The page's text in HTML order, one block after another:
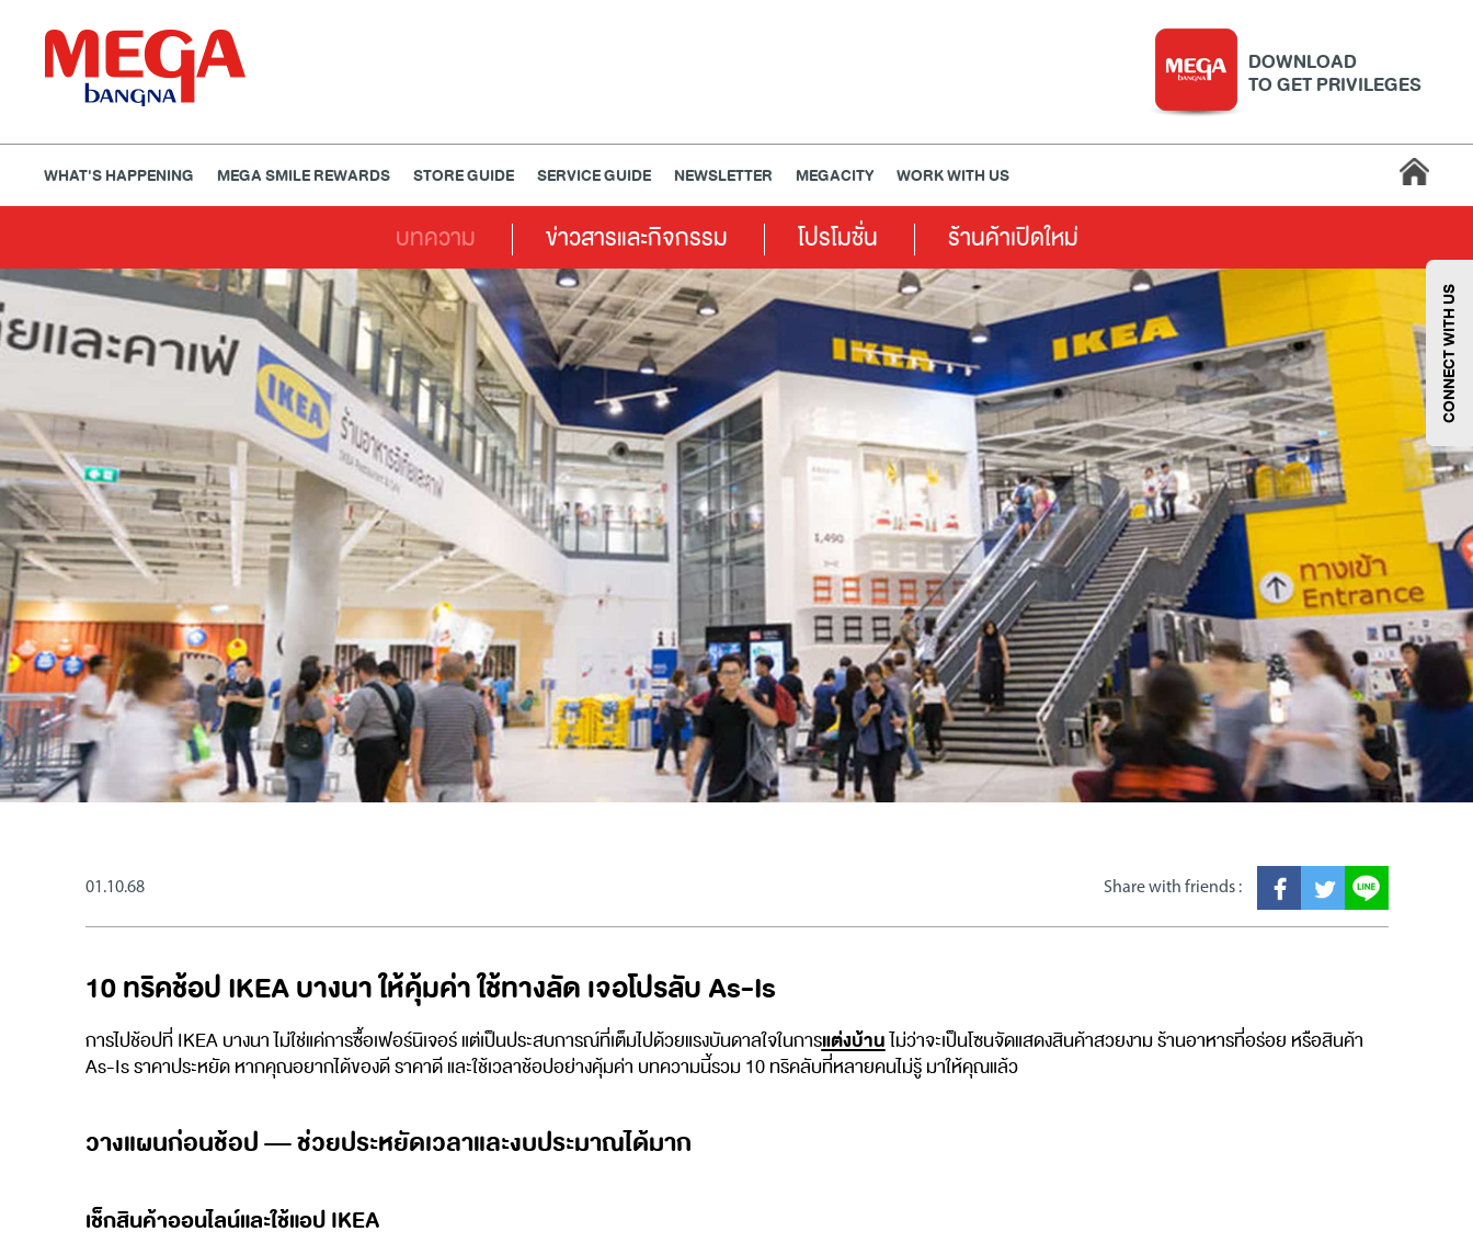
DOWNLOAD
TO GET PRIVILEGES
WHAT'S HAPPENING MEGA SMILE REWARDS STORE GUIDE SERVICE GUIDE NEWSLETTER MEGACITY WORK WITH US
ธนาคาร ร้านอาหาร เอ็นเตอร์เทนเม้นท์ แฟชั่น เครื่องประดับ การตกแต่งบ้าน แม่และเด็ก ไลฟ์สไตล์ บริการ เมกา สมาร์ท คิดส์ กีฬา
ซูเปอร์มาร์เก็ต
แกดเจ็ตและเทคโนโลยี
สุขภาพและความงาม
แฟชั่น@Megabangna
CONNECT WITH US
บทความ ข่าวสารและกิจกรรม โปรโมชั่น ร้านค้าเปิดใหม่
01.10.68 Share with friends :
10 ทริคช้อป IKEA บางนา ให้คุ้มค่า ใช้ทางลัด เจอโปรลับ As-Is
การไปช้อปที่ IKEA บางนา ไม่ใช่แค่การซื้อเฟอร์นิเจอร์ แต่เป็นประสบการณ์ที่เต็มไปด้วยแรงบันดาลใจในการแต่งบ้านไม่ว่าจะเป็นโซนจัดแสดงสินค้าสวยงาม ร้านอาหารที่อร่อย หรือสินค้า
As-Is ราคาประหยัด หากคุณอยากได้ของดี ราคาดี และใช้เวลาช้อปอย่างคุ้มค่า บทความนี้รวม 10 ทริคลับที่หลายคนไม่รู้ มาให้คุณแล้ว
วางแผนก่อนช้อป — ช่วยประหยัดเวลาและงบประมาณได้มาก
เช็กสินค้าออนไลน์และใช้แอป IKEA